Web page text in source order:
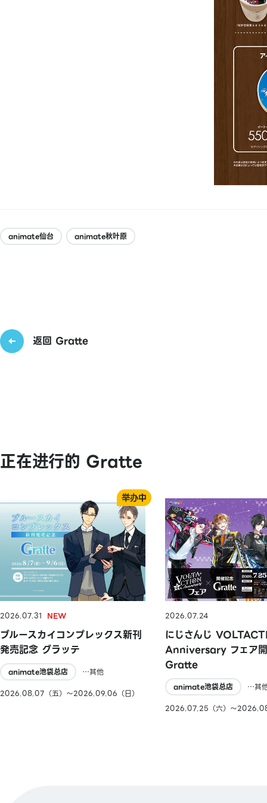
animate仙台 animate秋叶原
返回 Gratte
正在进行的 Gratte
2026.07.31
ブルースカイコンプレックス新刊
発売記念 グラッテ
animate池袋总店
…其他
2026.08.07（五）〜2026.09.06（日）
2026.07.24
にじさんじ
Anniversary フェア
Gratte
animate池袋总店
…其
2026.07.25（六）〜